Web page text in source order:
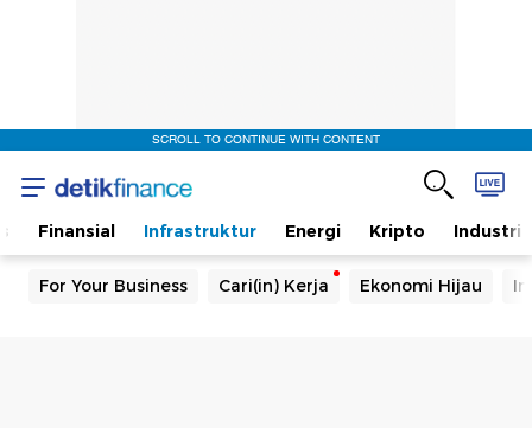
SCROLL TO CONTINUE WITH CONTENT
Finansial Infrastruktur Energi Kripto Industri
For Your Business Cari(in) Kerja Ekonomi Hijau